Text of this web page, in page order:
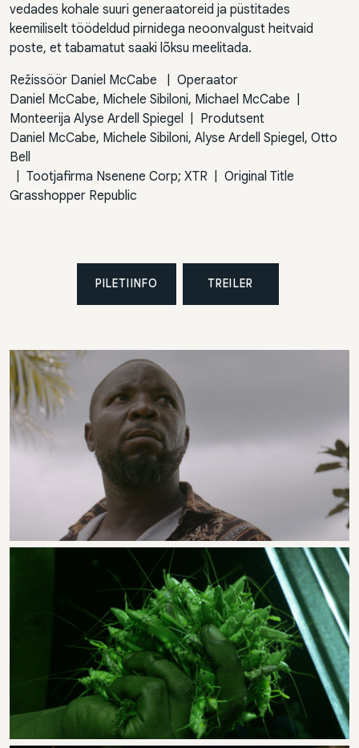
vedades kohale suuri generaatoreid ja püstitades
keemiliselt töödeldud pirnidega neoonvalgust heitvaid
poste, et tabamatut saaki lõksu meelitada.
Režissöör Daniel McCabe
Operaator
Daniel McCabe, Michele Sibiloni, Michael McCabe
Monteerija Alyse Ardell Spiegel
Produtsent
Daniel McCabe, Michele Sibiloni, Alyse Ardell Spiegel, Otto
Bell
Tootjafirma Nsenene Corp; XTR
Original Title
Grasshopper Republic
PILETIINFO TREILER